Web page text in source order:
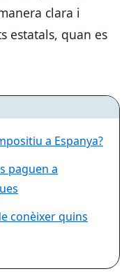
clara i
estatals, quan es
a Espanya?
paguen a
conèixer quins